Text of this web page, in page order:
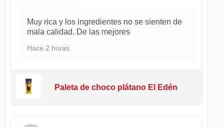
Muy rica y los ingredientes no se sienten de
mala calidad. De las mejores
Hace 2 horas
Paleta de choco plátano El Edén